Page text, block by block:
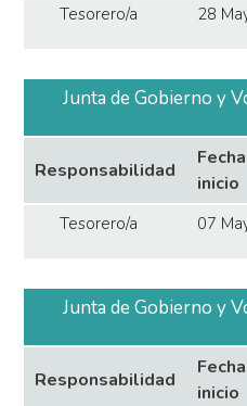
Tesorero/a 28
Junta de Gobierno y
Responsabilidad
inicio
Tesorero/a 07
Junta de Gobierno y
Responsabilidad
inicio